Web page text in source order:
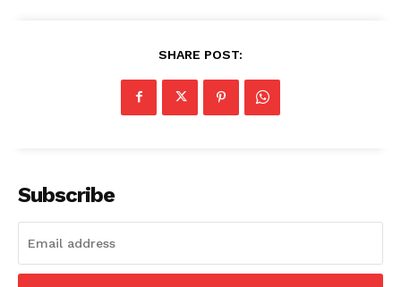
News Week
SHARE POST:
Subscribe